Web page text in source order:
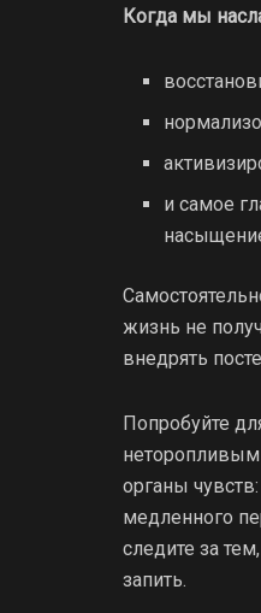
Когда мы
и самое
жизнь не
внедрять
Попробуйте
неторопливым
органы
медленного
следите за
запить.